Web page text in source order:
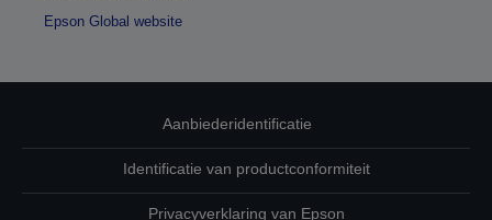
Epson Global website
Aanbiederidentificatie
Identificatie van productconformiteit
Privacyverklaring van Epson